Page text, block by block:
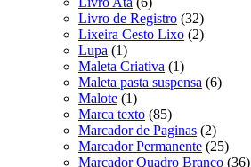
Livro de Registro (32)
Lixeira Cesto Lixo (2)
Lupa (1)
Maleta Criativa (1)
Maleta pasta suspensa (6)
Malote (1)
Marca texto (85)
Marcador de Paginas (2)
Marcador Permanente (25)
Marcador Quadro Branco (36)